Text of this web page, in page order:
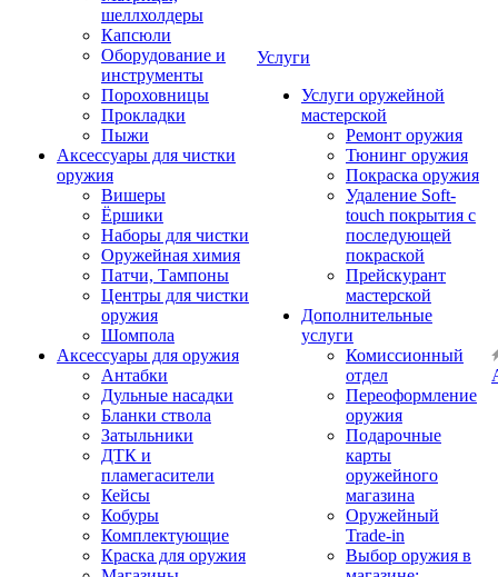
шеллхолдеры
Капсюли
Оборудование и
инструменты
Пороховницы
Прокладки
Пыжи
Аксессуары для чистки
оружия
Вишеры
Ёршики
Наборы для чистки
Оружейная химия
Патчи, Тампоны
Центры для чистки
оружия
Шомпола
Аксессуары для оружия
Антабки
Дульные насадки
Бланки ствола
Затыльники
ДТК и
пламегасители
Кейсы
Кобуры
Комплектующие
Краска для оружия
Услуги
Услуги оружейной
мастерской
Ремонт оружия
Тюнинг оружия
Покраска оружия
Удаление Soft-
touch покрытия с
последующей
покраской
Прейскурант
мастерской
Дополнительные
услуги
Комиссионный
отдел
Переоформление
оружия
Подарочные
карты
оружейного
магазина
Оружейный
Trade-in
Выбор оружия в